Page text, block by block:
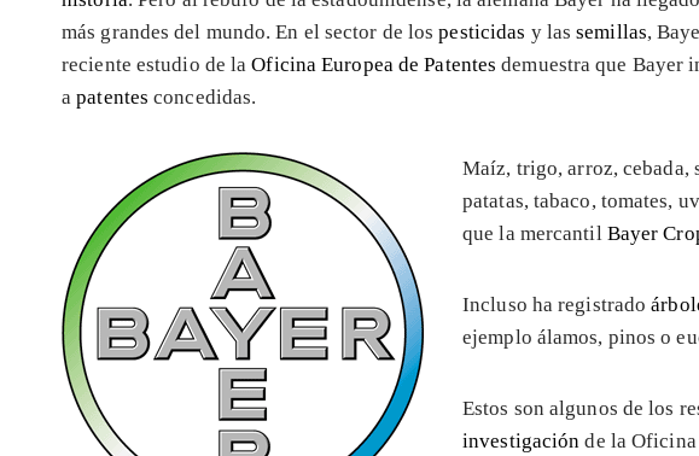
más grandes del mundo. En el sector de lospesticidas y lassemillas,
reciente estudio de laOficina Europea de Patentes demuestra que Bayer
apatentes concedidas.
Maíz, trigo, arroz, cebada,
patatas, tabaco, tomates,
que la mercantil Bayer
Incluso ha registrado
ejemplo álamos, pinos o
Estos son algunos de los
investigación de la Oficina